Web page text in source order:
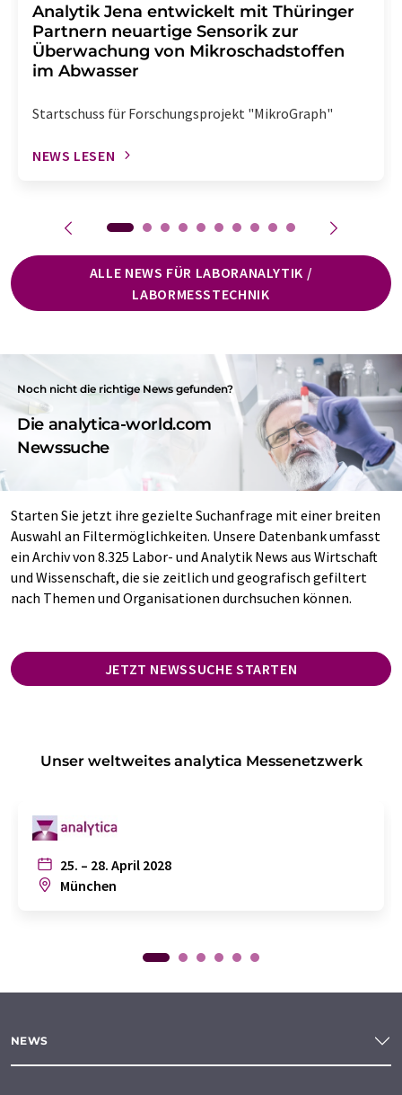
Analytik Jena entwickelt mit Thüringer
Partnern neuartige Sensorik zur
Überwachung von Mikroschadstoffen
im Abwasser
Startschuss für Forschungsprojekt "MikroGraph"
NEWS LESEN
ALLE NEWS FÜR LABORANALYTIK /
LABORMESSTECHNIK
Noch nicht die richtige News gefunden?
Die analytica-world.com
Newssuche
Starten Sie jetzt ihre gezielte Suchanfrage mit einer breiten
Auswahl an Filtermöglichkeiten. Unsere Datenbank umfasst
ein Archiv von 8.325 Labor- und Analytik News aus Wirtschaft
und Wissenschaft, die sie zeitlich und geografisch gefiltert
nach Themen und Organisationen durchsuchen können.
JETZT NEWSSUCHE STARTEN
Unser weltweites analytica Messenetzwerk
25. – 28. April 2028
München
NEWS